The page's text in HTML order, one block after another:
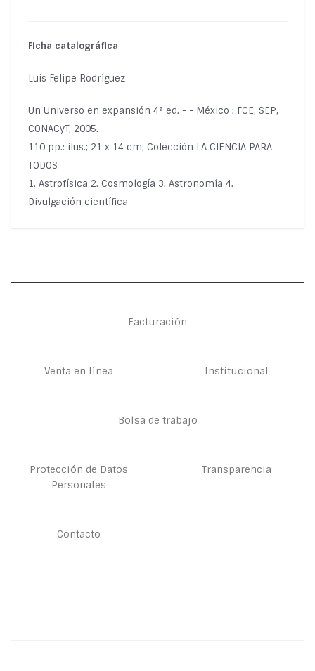
Ficha catalográfica
Luis Felipe Rodríguez
Un Universo en expansión 4ª ed. - - México : FCE, SEP,
CONACyT, 2005.
110 pp.: ilus.; 21 x 14 cm, Colección LA CIENCIA PARA
TODOS
1. Astrofísica 2. Cosmología 3. Astronomía 4.
Divulgación científica
Facturación
Venta en línea Institucional
Bolsa de trabajo
Protección de Datos
Personales
Transparencia
Contacto